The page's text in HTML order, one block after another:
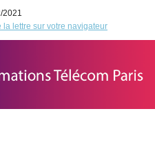
2021
la lettre sur votre navigateur